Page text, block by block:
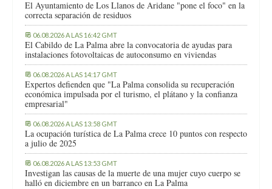
El Ayuntamiento de Los Llanos de Aridane "pone el foco" en la
correcta separación de residuos
06.08.2026 A LAS 16:42 GMT
El Cabildo de La Palma abre la convocatoria de ayudas para
instalaciones fotovoltaicas de autoconsumo en viviendas
06.08.2026 A LAS 14:17 GMT
Expertos defienden que "La Palma consolida su recuperación
económica impulsada por el turismo, el plátano y la confianza
empresarial"
06.08.2026 A LAS 13:58 GMT
La ocupación turística de La Palma crece 10 puntos con respecto
a julio de 2025
06.08.2026 A LAS 13:53 GMT
Investigan las causas de la muerte de una mujer cuyo cuerpo se
halló en diciembre en un barranco en La Palma